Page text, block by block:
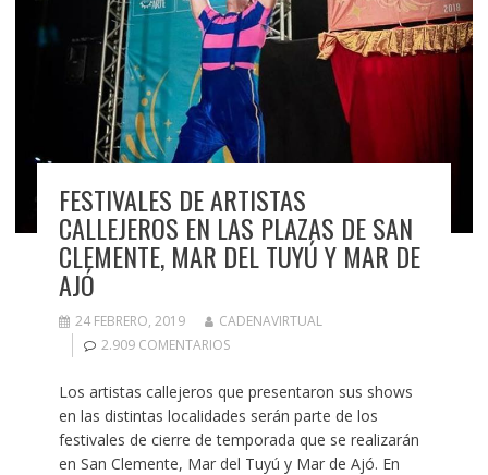
FESTIVALES DE ARTISTAS
CALLEJEROS EN LAS PLAZAS DE SAN
CLEMENTE, MAR DEL TUYÚ Y MAR DE
AJÓ
24 FEBRERO, 2019
CADENAVIRTUAL
2.909 COMENTARIOS
Los artistas callejeros que presentaron sus shows
en las distintas localidades serán parte de los
festivales de cierre de temporada que se realizarán
en San Clemente, Mar del Tuyú y Mar de Ajó. En